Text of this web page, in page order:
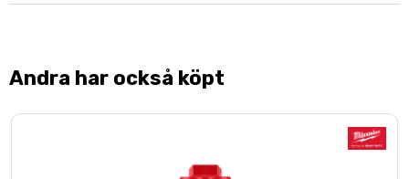
Andra har också köpt